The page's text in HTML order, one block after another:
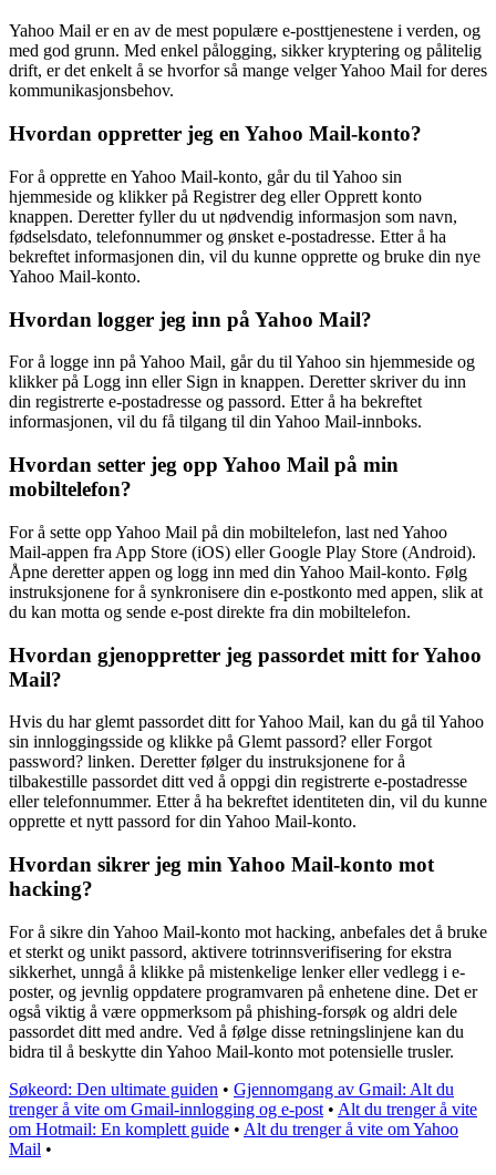
Yahoo Mail er en av de mest populære e-posttjenestene i verden, og
med god grunn. Med enkel pålogging, sikker kryptering og pålitelig
drift, er det enkelt å se hvorfor så mange velger Yahoo Mail for deres
kommunikasjonsbehov.
Hvordan oppretter jeg en Yahoo Mail-konto?
For å opprette en Yahoo Mail-konto, går du til Yahoo sin
hjemmeside og klikker på Registrer deg eller Opprett konto
knappen. Deretter fyller du ut nødvendig informasjon som navn,
fødselsdato, telefonnummer og ønsket e-postadresse. Etter å ha
bekreftet informasjonen din, vil du kunne opprette og bruke din nye
Yahoo Mail-konto.
Hvordan logger jeg inn på Yahoo Mail?
For å logge inn på Yahoo Mail, går du til Yahoo sin hjemmeside og
klikker på Logg inn eller Sign in knappen. Deretter skriver du inn
din registrerte e-postadresse og passord. Etter å ha bekreftet
informasjonen, vil du få tilgang til din Yahoo Mail-innboks.
Hvordan setter jeg opp Yahoo Mail på min
mobiltelefon?
For å sette opp Yahoo Mail på din mobiltelefon, last ned Yahoo
Mail-appen fra App Store (iOS) eller Google Play Store (Android).
Åpne deretter appen og logg inn med din Yahoo Mail-konto. Følg
instruksjonene for å synkronisere din e-postkonto med appen, slik at
du kan motta og sende e-post direkte fra din mobiltelefon.
Hvordan gjenoppretter jeg passordet mitt for Yahoo
Mail?
Hvis du har glemt passordet ditt for Yahoo Mail, kan du gå til Yahoo
sin innloggingsside og klikke på Glemt passord? eller Forgot
password? linken. Deretter følger du instruksjonene for å
tilbakestille passordet ditt ved å oppgi din registrerte e-postadresse
eller telefonnummer. Etter å ha bekreftet identiteten din, vil du kunne
opprette et nytt passord for din Yahoo Mail-konto.
Hvordan sikrer jeg min Yahoo Mail-konto mot
hacking?
For å sikre din Yahoo Mail-konto mot hacking, anbefales det å bruke
et sterkt og unikt passord, aktivere totrinnsverifisering for ekstra
sikkerhet, unngå å klikke på mistenkelige lenker eller vedlegg i e-
poster, og jevnlig oppdatere programvaren på enhetene dine. Det er
også viktig å være oppmerksom på phishing-forsøk og aldri dele
passordet ditt med andre. Ved å følge disse retningslinjene kan du
bidra til å beskytte din Yahoo Mail-konto mot potensielle trusler.
Søkeord: Den ultimate guiden • Gjennomgang av Gmail: Alt du
trenger å vite om Gmail-innlogging og e-post • Alt du trenger å vite
om Hotmail: En komplett guide • Alt du trenger å vite om Yahoo
Mail •